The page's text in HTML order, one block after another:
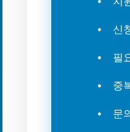
신
필
중
문